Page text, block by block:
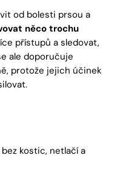
od bolesti prsou a
něco trochu
přístupů a sledovat,
ale doporučuje
protože jejich účinek
kostic, netlačí a